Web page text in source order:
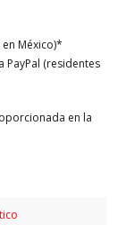
México)*
(residentes
en la